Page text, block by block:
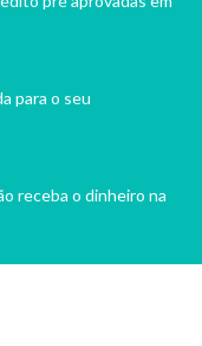
para o seu
receba o dinheiro na